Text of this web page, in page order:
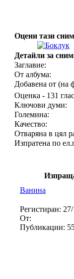
Оцени тази
Детайли за
Заглавие:
От албума:
Добавена от (на
Оценка - 131
Ключови думи:
Големина:
Качество:
Отваряна в цял
Изпратена по
Ванина
Регистиран:
От:
Публикации: